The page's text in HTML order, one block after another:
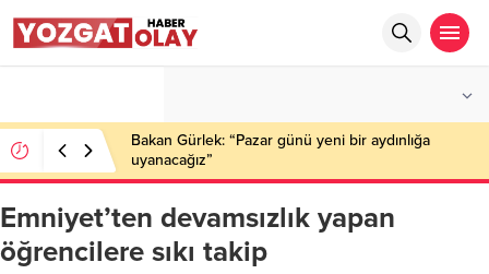
Bakan Gürlek: “Pazar günü yeni bir aydınlığa
uyanacağız”
Emniyet’ten devamsızlık yapan
öğrencilere sıkı takip